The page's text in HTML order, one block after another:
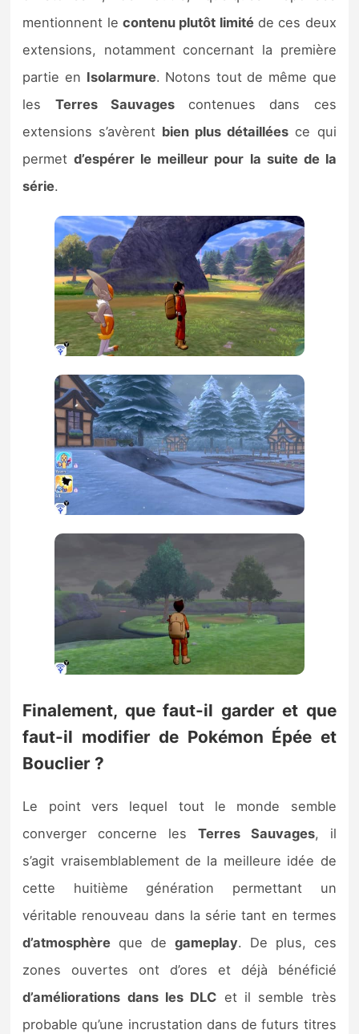
mentionnent le contenu plutôt limitéde ces deux
extensions, notamment concernant la première
partie en Isolarmure. Notons tout de même que
les Terres Sauvagescontenues dans ces
extensions s’avèrent bien plus détaillées ce qui
permetd’espérer le meilleur pour la suite de la
série.
Finalement, que faut-il garder et que
faut-il modifier de Pokémon Épée et
Bouclier ?
Le point vers lequel tout le monde semble
converger concerne les Terres Sauvages, il
s’agit vraisemblablement de la meilleure idée de
cette huitième génération permettant un
véritable renouveau dans la série tant en termes
d’atmosphère que de gameplay. De plus, ces
zones ouvertes ont d’ores et déjà bénéficié
d’améliorations dans les DLC et il semble très
probable qu’une incrustation dans de futurs titres